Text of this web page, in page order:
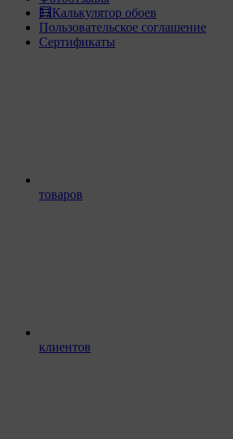
🧮Калькулятор обоев
Пользовательское соглашение
Сертификаты
товаров
клиентов